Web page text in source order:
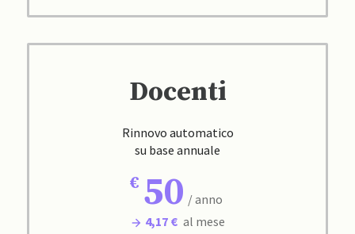
Docenti
Rinnovo automatico
su base annuale
50 / anno
4,17 € al mese